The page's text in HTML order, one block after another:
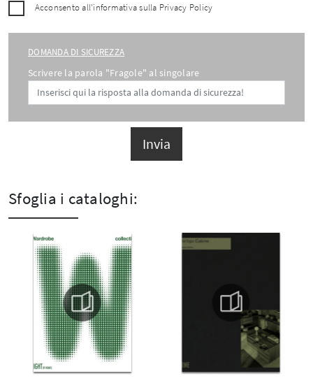
Acconsento all'informativa sulla Privacy Policy
DOMANDA DI SICUREZZA
Scrivere la parola "Fragole" al singolare
Invia
Sfoglia i cataloghi: